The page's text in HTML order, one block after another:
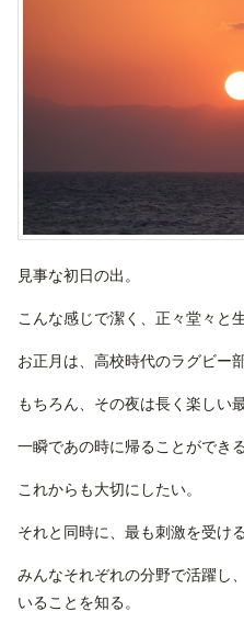
見事な初日の出。
こんな感じで潔く、正々堂々と
お正月は、高校時代のラグビー
もちろん、その夜は長く楽しい
一瞬であの時に帰ることができる
これからも大切にしたい。
それと同時に、最も刺激を受け
みんなそれぞれの分野で活躍し
いることを知る。